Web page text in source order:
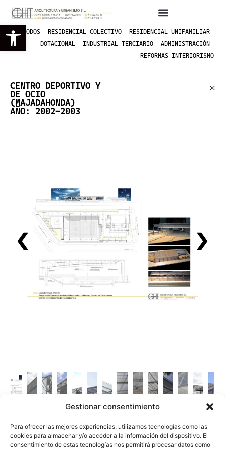
Abrir barra de herramientas
Gestionar consentimiento
Para ofrecer las mejores experiencias, utilizamos tecnologías como las
cookies para almacenar y/o acceder a la información del dispositivo. El
consentimiento de estas tecnologías nos permitirá procesar datos como
TODOS RESIDENCIAL COLECTIVO
RESIDENCIAL UNIFAMILIAR
DOTACIONAL
INDUSTRIAL TERCIARIO
ADMINISTRACIÓN
REFORMAS INTERIORISMO
CENTRO DEPORTIVO Y
DE OCIO
(MAJADAHONDA)
AÑO: 2002-2003